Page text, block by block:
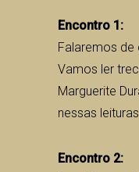
Encontro 1:
Falaremos
Vamos ler
Marguerite
nessas leituras
Encontro 2: